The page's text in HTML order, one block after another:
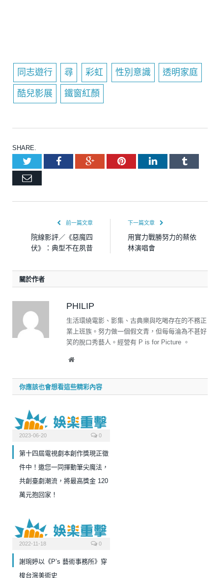
同志遊行 尋 彩虹 性別意識 透明家庭
酷兒影展 鐵窗紅顏
SHARE.
TwitterFacebookGoogle+PinterestLinkedInTumblr
Email
前一篇文章
院線影評／《惡魔四
伏》：典型不在夙昔
下一篇文章
用實力戰勝努力的蔡依
林演唱會
關於作者
PHILIP
生活環繞電影、影集、古典樂與吃喝存在的不務正
業上班族。努力做一個假文青，但每每淪為不甚好
笑的脫口秀藝人。經營有 P is for Picture 。
Website
你應該也會想看這些精彩內容
2023-06-20 0
第十四屆電視劇本創作獎現正徵
件中！邀您一同揮動筆尖魔法，
共創臺劇潮流，將最高獎金 120
萬元抱回家！
2022-11-18 0
謝琬婷以《P’s 藝術事務所》穿
梭台灣美術史